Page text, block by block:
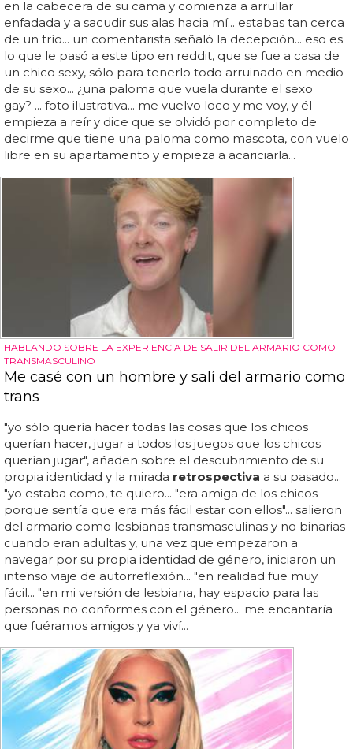
en la cabecera de su cama y comienza a arrullar
enfadada y a sacudir sus alas hacia mí... estabas tan cerca
de un trío... un comentarista señaló la decepción... eso es
lo que le pasó a este tipo en reddit, que se fue a casa de
un chico sexy, sólo para tenerlo todo arruinado en medio
de su sexo... ¿una paloma que vuela durante el sexo
gay? ... foto ilustrativa... me vuelvo loco y me voy, y él
empieza a reír y dice que se olvidó por completo de
decirme que tiene una paloma como mascota, con vuelo
libre en su apartamento y empieza a acariciarla...
HABLANDO SOBRE LA EXPERIENCIA DE SALIR DEL ARMARIO COMO
TRANSMASCULINO
Me casé con un hombre y salí del armario como
trans
"yo sólo quería hacer todas las cosas que los chicos
querían hacer, jugar a todos los juegos que los chicos
querían jugar", añaden sobre el descubrimiento de su
propia identidad y la mirada retrospectiva a su pasado...
"yo estaba como, te quiero... "era amiga de los chicos
porque sentía que era más fácil estar con ellos"... salieron
del armario como lesbianas transmasculinas y no binarias
cuando eran adultas y, una vez que empezaron a
navegar por su propia identidad de género, iniciaron un
intenso viaje de autorreflexión... "en realidad fue muy
fácil... "en mi versión de lesbiana, hay espacio para las
personas no conformes con el género... me encantaría
que fuéramos amigos y ya viví...